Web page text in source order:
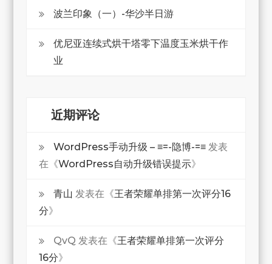
波兰印象（一）-华沙半日游
优尼亚连续式烘干塔零下温度玉米烘干作
业
近期评论
WordPress手动升级 – ≡=-隐博-=≡发表
在《WordPress自动升级错误提示》
青山 发表在《王者荣耀单排第一次评分16
分》
QvQ 发表在《王者荣耀单排第一次评分
16分》